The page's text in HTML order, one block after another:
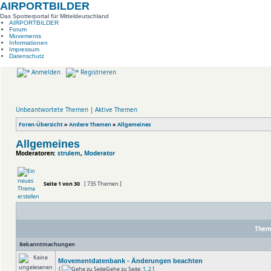
AIRPORTBILDER
Das Spotterportal für Mitteldeutschland
AIRPORTBILDER
Forum
Movements
Informationen
Impressum
Datenschutz
Anmelden Registrieren
Unbeantwortete Themen | Aktive Themen
Foren-Übersicht» Andere Themen» Allgemeines
Allgemeines
Moderatoren: strulem, Moderator
Seite1 von30 [ 735 Themen ]
Bekanntmachungen
Movementdatenbank - Änderungen beachten
[ Gehe zu Seite: 1,2]